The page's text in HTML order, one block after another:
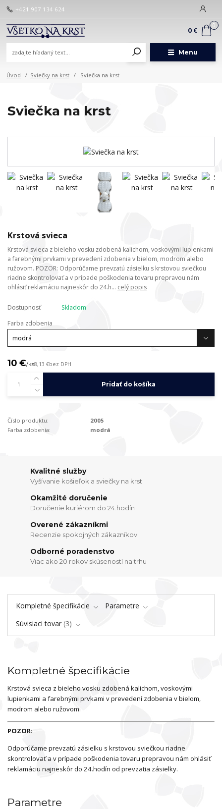
Menu
+421 907 134 624
0
0 €
Úvod Sviečky na krst Sviečka na krst
Sviečka na krst
Krstová svieca
Krstová svieca z bieleho vosku zdobená kalichom, voskovými lupienkami
a farebnými prvkami v prevedení zdobenia v bielom, modrom alebo
ružovom. POZOR: Odporúčame prevzatú zásielku s krstovou sviečkou
riadne skontrolovať a v prípade poškodenia tovaru prepravou nám
ohlásiť reklamáciu najneskôr do 24.h... celý popis
Dostupnosť
Skladom
Farba zdobenia
10 €/ks8,13 €bez DPH
Pridať do košíka
Číslo produktu:
2005
Farba zdobenia:
modrá
Kvalitné služby
Vyšívanie košieľok a sviečky na krst
Okamžité doručenie
Doručenie kuriérom do 24.hodín
Overené zákazníkmi
Recenzie spokojných zákazníkov
Odborné poradenstvo
Viac ako 20 rokov skúseností na trhu
Kompletné špecifikácie
Parametre
Súvisiaci tovar 3
Kompletné špecifikácie
Krstová svieca z bieleho vosku zdobená kalichom, voskovými
lupienkami a farebnými prvkami v prevedení zdobenia v bielom,
modrom alebo ružovom.
POZOR:
Odporúčame prevzatú zásielku s krstovou sviečkou riadne
skontrolovať a v prípade poškodenia tovaru prepravou nám ohlásiť
reklamáciu najneskôr do 24.hodín od prevzatia zásielky.
Parametre